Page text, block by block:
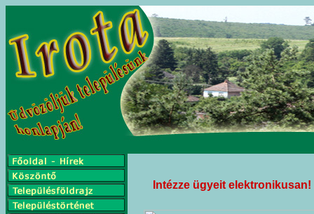
Intézze ügyeit elektronikusan!